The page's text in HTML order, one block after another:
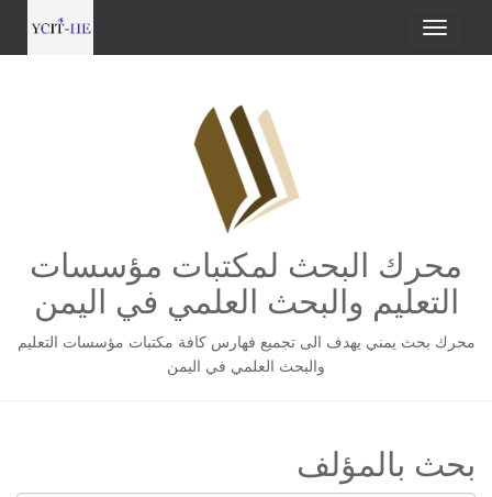
محرك البحث لمكتبات مؤسسات
التعليم والبحث العلمي في اليمن
محرك بحث يمني يهدف الى تجميع فهارس كافة مكتبات مؤسسات التعليم
والبحث العلمي في اليمن
بحث بالمؤلف